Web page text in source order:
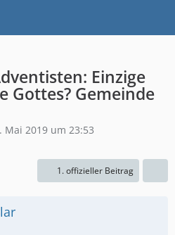
Einzige
Gottes? Gemeinde
Mai 2019 um 23:53
1. offizieller Beitrag